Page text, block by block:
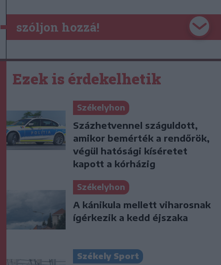
szóljon hozzá!
Ezek is érdekelhetik
Székelyhon
Százhetvennel száguldott,
amikor bemérték a rendőrök,
végül hatósági kíséretet
kapott a kórházig
Székelyhon
A kánikula mellett viharosnak
ígérkezik a kedd éjszaka
Székely Sport